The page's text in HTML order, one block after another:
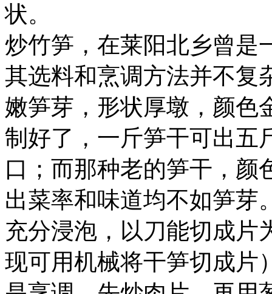
状。
炒竹笋，在莱阳北乡曾是
其选料和烹调方法并不复
嫩笋芽，形状厚墩，颜色
制好了，一斤笋干可出五
口；而那种老的笋干，颜
出菜率和味道均不如笋芽
充分浸泡，以刀能切成片
现可用机械将干笋切成片